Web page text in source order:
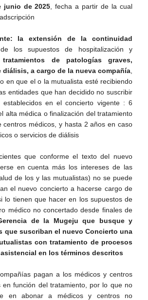
junio de 2025 , fecha a partir de la cual
la extensión de la continuidad
los supuestos de hospitalización y
de patologías graves,
a cargo de la nueva compañía
en que el o la mutualista esté recibiendo
entidades que han decidido no suscribir
en el concierto vigente : 6
alta médica o finalización del tratamiento
médicos, y hasta 2 años en caso
o servicios de diálisis
que conforme el texto del nuevo
en cuenta más los intereses de las
de los y las mutualistas) no se puede
el nuevo concierto a hacerse cargo de
lo tienen que hacer en los supuestos de
médico no concertado desde finales de
de la Mugeju que busque y
que suscriban el nuevo Concierto una
con tratamiento de procesos
en los términos descritos
pagan a los médicos y centros
en función del tratamiento, por lo que no
en abonar a médicos y centros no